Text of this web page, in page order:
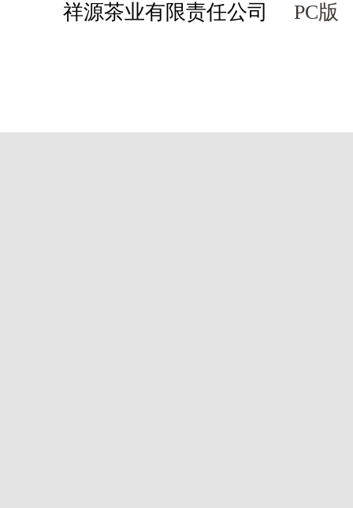
祥源茶业有限责任公司 PC版